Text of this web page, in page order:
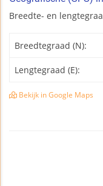
Breedte- en
Breedtegraad (N):
Lengtegraad (E):
Bekijk in Google Maps